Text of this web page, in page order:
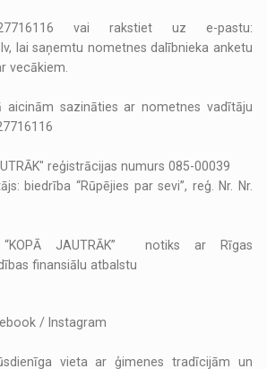
vai rakstiet uz e-pastu:
lai saņemtu nometnes dalībnieka anketu
vecākiem.
aicinām sazināties ar nometnes vadītāju
reģistrācijas numurs 085-00039
biedrība “Rūpējies par sevi”, reģ. Nr. Nr.
“KOPĀ JAUTRĀK” notiks ar Rīgas
finansiālu atbalstu
/ Instagram
vieta ar ģimenes tradīcijām un